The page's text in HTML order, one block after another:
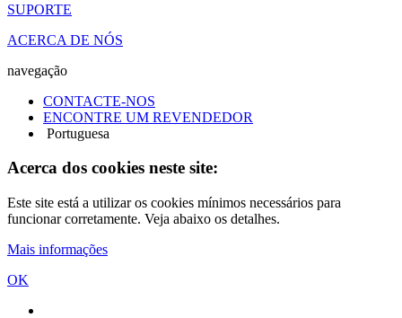
SUPORTE
ACERCA DE NÓS
navegação
CONTACTE-NOS
ENCONTRE UM REVENDEDOR
Portuguesa
Acerca dos cookies neste site:
Este site está a utilizar os cookies mínimos necessários para
funcionar corretamente. Veja abaixo os detalhes.
Mais informações
OK